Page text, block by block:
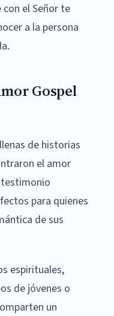
el Señor te
a la persona
Gospel
de historias
el amor
testimonio
para quienes
de sus
espirituales,
de jóvenes o
un